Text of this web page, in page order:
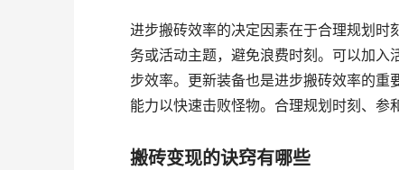
进步搬砖效率的决定因素在于合理规划时
务或活动主题，避免浪费时刻。可以加
步效率。更新装备也是进步搬砖效率的
能力以快速击败怪物。合理规划时刻、参
搬砖变现的诀窍有哪些